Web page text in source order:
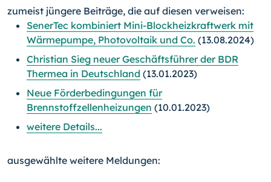
zumeist jüngere Beiträge, die auf diesen verweisen:
SenerTec kombiniert Mini-Blockheizkraftwerk mit
Wärmepumpe, Photovoltaik und Co. (13.08.2024)
Christian Sieg neuer Geschäftsführer der BDR
Thermea in Deutschland (13.01.2023)
Neue Förderbedingungen für
Brennstoffzellenheizungen (10.01.2023)
weitere Details...
ausgewählte weitere Meldungen: